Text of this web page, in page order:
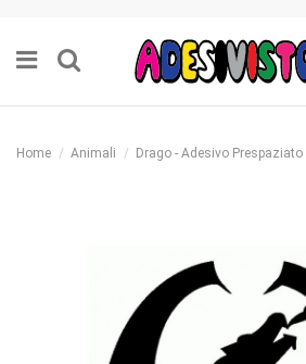
Home Animali Drago - Adesivo Prespaziato